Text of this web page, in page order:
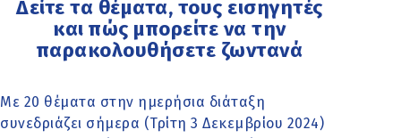
Δείτε τα θέματα, τους εισηγητές
και πώς μπορείτε να την
παρακολουθήσετε ζωντανά
Με 20 θέματα στην ημερήσια διάταξη
συνεδριάζει σήμερα (Τρίτη 3 Δεκεμβρίου 2024)